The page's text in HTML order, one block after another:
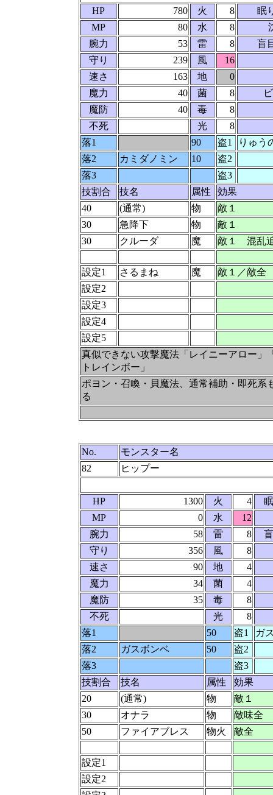
HP 780 火 8
眠
MP
80 水 8
腕力
53 雷 8
盲
守り
239 風
16
速さ
163 地
0
魔力
40 菌 8
魔防
40 毒
8
不死
光
8
落1
90 盗1
りゅう
落2
カミダノミン 10
盗2
落3
盗3
技割合
技名 属性
効果
40
(通常) 物
敵１
30
急降下 物
敵１
30
クルーダ 魔 敵１ 混乱
設定1 さるまね 魔
敵１／敵全
設定2
設定3
設定4
設定5
真似できない攻撃魔法「レイニーアロー」
トレインボー」
ポヨン・召喚・貝魔法、通常補助・即死
る
No.
モンスター名
82
ヒップー
HP 1300 火 4
MP
0 水
12
腕力
58 雷 8
守り
356 風
8
速さ
90 地
4
魔力
34 菌 4
魔防
35 毒
8
不死
光
8
落1
50 盗1
ガ
落2
ガスボンベ 50
盗2
落3
盗3
技割合
技名 属性
効果
20
(通常) 物
敵１
30
オナラ 物
敵味全
50
ファイアブレス 物火 敵全
設定1
設定2